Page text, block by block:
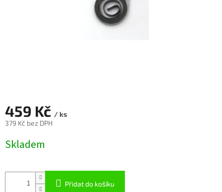
459 Kč / ks
379 Kč bez DPH
cena:
Skladem
Přidat do košíku